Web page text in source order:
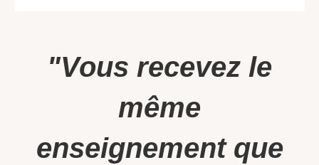
"Vous recevez le
même
enseignement que